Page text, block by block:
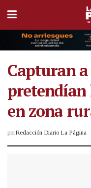
Capturan
en zona
porRedacción Diario La Página